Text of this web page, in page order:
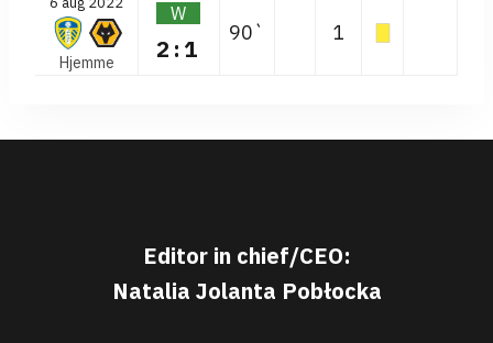
Hjemme
W
2:1
90` 1
Editor in chief/CEO:
Natalia Jolanta Pobłocka